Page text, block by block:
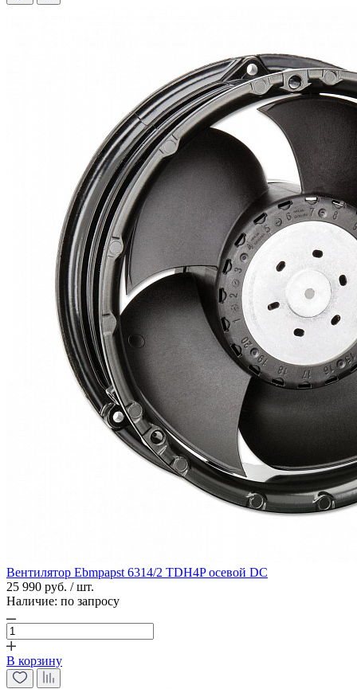
Вентилятор Ebmpapst 6314/2 TDH4P осевой DC
25 990 руб. / шт.
Наличие: по запросу
В корзину